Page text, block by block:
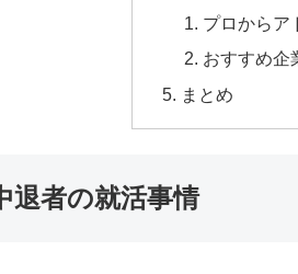
プロからア
おすすめ企
まとめ
退者の就活事情